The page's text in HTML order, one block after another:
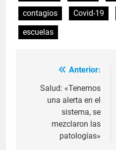
contagios
Covid-19
escuelas
Anterior:
Salud: «Tenemos
una alerta en el
sistema, se
mezclaron las
patologías»